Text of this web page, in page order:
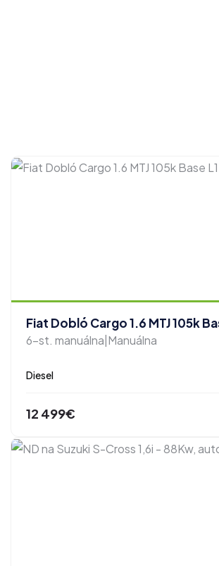
Fiat Dobló Cargo 1.6 MTJ 105k
6-st. manuálna|Manuálna
Diesel
12 499€